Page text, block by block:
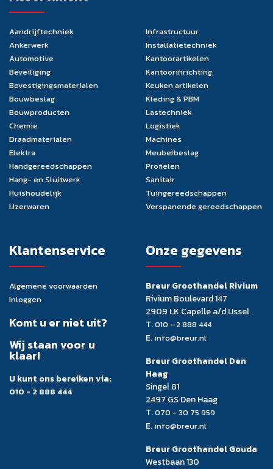
Aandrijftechniek
Ankerwerk
Automotive
Beveiliging
Bevestigingsmaterialen
Bouwbeslag
Bouwproducten
Chemie
Draadmaterialen
Elektra
Handgereedschappen
Hang- en Sluitwerk
Huishoudelijk
IJzerwaren
Infrastructuur
Installatietechniek
Kantoorartikelen
Kantoorinrichting
Keuken artikelen
Kleding & PBM
Lastechniek
Logistiek
Machines
Meubelbeslag
Profielen
Sanitair
Tuingereedschappen
Verspanende gereedschappen
Klantenservice
Algemene voorwaarden
Inloggen
Komt u er niet uit?
Wij staan voor u
klaar!
U kunt ons bereiken via:
010 - 2 888 444
Onze gegevens
Breur Groothandel Rivium
Rivium Boulevard 147
2909 LK Capelle a/d IJssel
T.010 - 2 888 444
E. info@breur.nl
Breur Groothandel Den
Haag
Singel 81
2497 GS Den Haag
T.070 - 30 75 959
E. info@breur.nl
Breur Groothandel Gouda
Westbaan 130